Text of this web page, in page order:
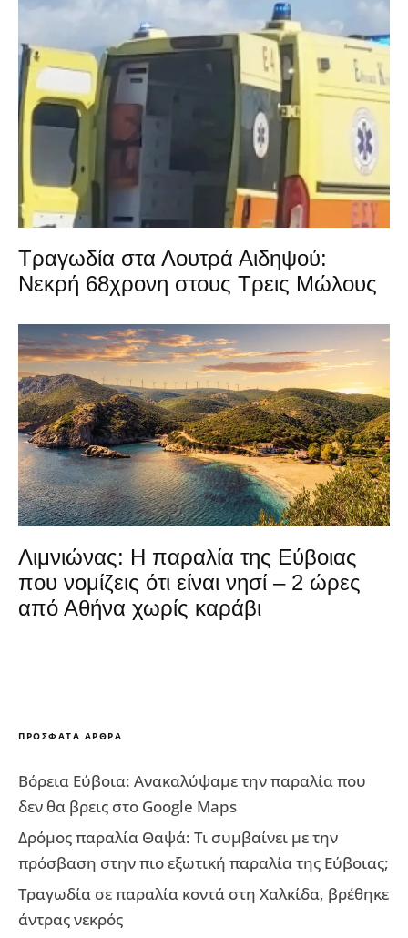
Τραγωδία στα Λουτρά Αιδηψού:
Νεκρή 68χρονη στους Τρεις Μώλους
Λιμνιώνας: Η παραλία της Εύβοιας
που νομίζεις ότι είναι νησί – 2 ώρες
από Αθήνα χωρίς καράβι
ΠΡΌΣΦΑΤΑ ΆΡΘΡΑ
Βόρεια Εύβοια: Ανακαλύψαμε την παραλία που
δεν θα βρεις στο Google Maps
Δρόμος παραλία Θαψά: Τι συμβαίνει με την
πρόσβαση στην πιο εξωτική παραλία της Εύβοιας;
Τραγωδία σε παραλία κοντά στη Χαλκίδα, βρέθηκε
άντρας νεκρός